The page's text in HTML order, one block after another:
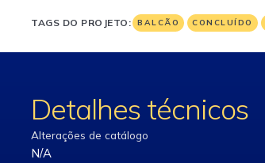
TAGS DO PROJETO: BALCÃO CONCLUÍDO
Detalhes técnicos
Alterações de catálogo
N/A